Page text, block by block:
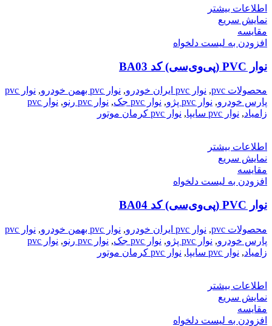
اطلاعات بیشتر
نمایش سریع
مقایسه
افزودن به لیست دلخواه
نوار PVC (پی‌وی‌سی) کد BA03
محصولات pvc , نوار pvc ایران خودرو , نوار pvc بهمن خودرو ,
نوار pvc
پارس خودرو, نوار pvc پژو , نوار pvc جک , نوار pvc رنو ,
نوار pvc
زامیاد, نوار pvc سایپا , نوار pvc کرمان موتور
اطلاعات بیشتر
نمایش سریع
مقایسه
افزودن به لیست دلخواه
نوار PVC (پی‌وی‌سی) کد BA04
محصولات pvc , نوار pvc ایران خودرو , نوار pvc بهمن خودرو ,
نوار pvc
پارس خودرو, نوار pvc پژو , نوار pvc جک , نوار pvc رنو ,
نوار pvc
زامیاد, نوار pvc سایپا , نوار pvc کرمان موتور
اطلاعات بیشتر
نمایش سریع
مقایسه
افزودن به لیست دلخواه